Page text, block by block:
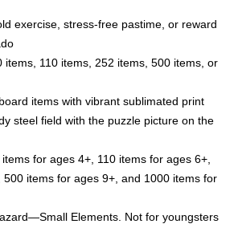
exercise, stress-free pastime, or reward
items, 110 items, 252 items, 500 items, or
items with vibrant sublimated print
steel field with the puzzle picture on the
for ages 4+, 110 items for ages 6+,
items for ages 9+, and 1000 items for
Elements. Not for youngsters